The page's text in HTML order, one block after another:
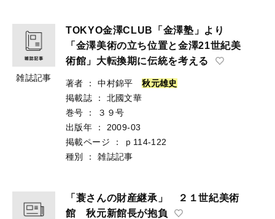
雑誌記事
TOKYO金澤CLUB「金澤塾」より
「金澤美術の立ち位置と金澤21世紀美
術館」大転換期に伝統を考える
著者 ： 中村錦平秋元雄史
掲載誌
：
北國文華
巻号
：
３９号
出版年
：
2009-03
掲載ページ
：
ｐ114-122
種別
： 雑誌記事
「蓑さんの財産継承」 ２１世紀美術
館 秋元新館長が抱負